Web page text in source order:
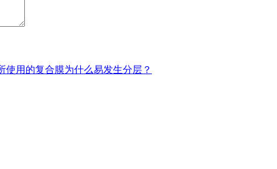
使用的复合膜为什么易发生分层？